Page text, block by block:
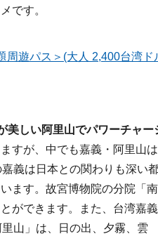
です。
周遊パス＞(大人 2,400台湾ド
美しい阿里山でパワーチャー
すが、中でも嘉義・阿里山
義は日本との関わりも深い
ます。故宮博物院の分院「
ができます。また、台湾嘉
山」は、日の出、夕霧、雲